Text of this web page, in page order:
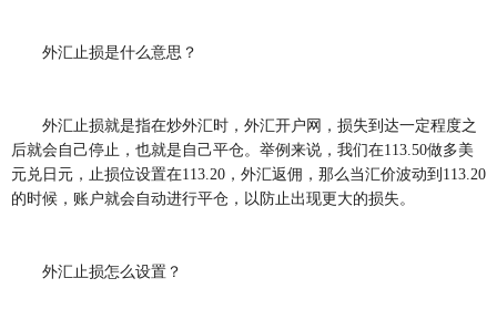
外汇止损是什么意思？
外汇止损就是指在炒外汇时，外汇开户网，损失到达一定程度之
后就会自己停止，也就是自己平仓。举例来说，我们在113.50做多美
元兑日元，止损位设置在113.20，外汇返佣，那么当汇价波动到113.20
的时候，账户就会自动进行平仓，以防止出现更大的损失。
外汇止损怎么设置？